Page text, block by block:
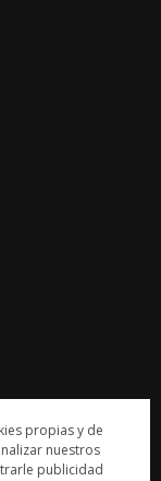
propias y de
nuestros
publicidad